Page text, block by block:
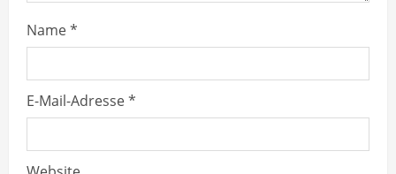
Name*
E-Mail-Adresse*